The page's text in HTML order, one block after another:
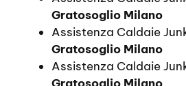
Gratosoglio Milano
Assistenza Caldaie
Gratosoglio Milano
Assistenza Caldaie